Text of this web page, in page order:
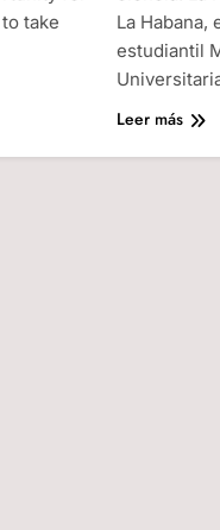
take
La
estudiantil
Leer más